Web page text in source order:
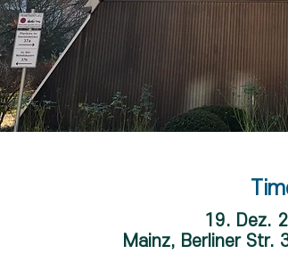
19. Dez.
Mainz, Berliner Str.